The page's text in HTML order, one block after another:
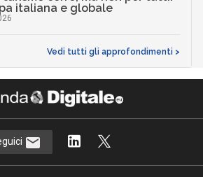
italiana e globale
Vedi tutti gli approfondimenti >